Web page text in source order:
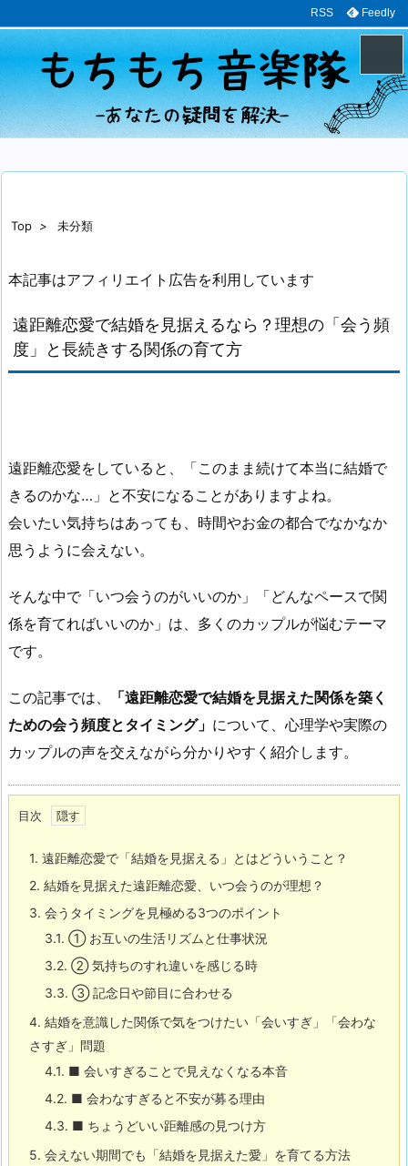
メニュ
RSS Feedly
Top > 未分類
本記事はアフィリエイト広告を利用しています
遠距離恋愛で結婚を見据えるなら？理想の「会う頻
度」と長続きする関係の育て方
遠距離恋愛をしていると、「このまま続けて本当に結婚で
きるのかな…」と不安になることがありますよね。
会いたい気持ちはあっても、時間やお金の都合でなかなか
思うように会えない。
そんな中で「いつ会うのがいいのか」「どんなペースで関
係を育てればいいのか」は、多くのカップルが悩むテーマ
です。
この記事では、
「遠距離恋愛で結婚を見据えた関係を築く
ための会う頻度とタイミング」 について、心理学や実際の
カップルの声を交えながら分かりやすく紹介します。
目次
1. 遠距離恋愛で「結婚を見据える」とはどういうこと？
2. 結婚を見据えた遠距離恋愛、いつ会うのが理想？
3. 会うタイミングを見極める3つのポイント
3.1. ① お互いの生活リズムと仕事状況
3.2. ② 気持ちのすれ違いを感じる時
3.3. ③ 記念日や節目に合わせる
4. 結婚を意識した関係で気をつけたい「会いすぎ」「会わな
さすぎ」問題
4.1. ■ 会いすぎることで見えなくなる本音
4.2. ■ 会わなすぎると不安が募る理由
4.3. ■ ちょうどいい距離感の見つけ方
5. 会えない期間でも「結婚を見据えた愛」を育てる方法